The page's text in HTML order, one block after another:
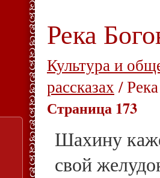
Река
Культура и
рассказах/
Страница 173
Шахину
свой